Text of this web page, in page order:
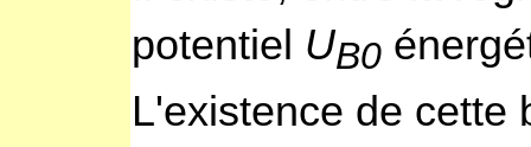
potentiel UB0
L'existence de cette